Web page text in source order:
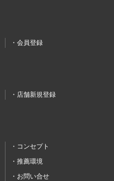
会員登録
店舗新規登録
コンセプト
推薦環境
お問い合せ